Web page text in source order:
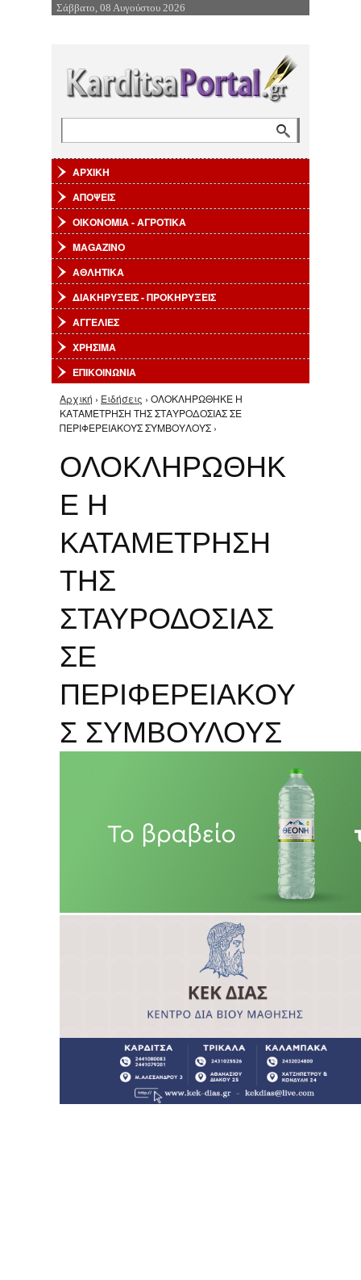
Επιστροφή στην Πλοήγηση
Σάββατο, 08 Αυγούστου 2026
ΑΡΧΙΚΗ
ΑΠΟΨΕΙΣ
ΟΙΚΟΝΟΜΙΑ - ΑΓΡΟΤΙΚΑ
MAGAZINO
ΑΘΛΗΤΙΚΑ
ΔΙΑΚΗΡΥΞΕΙΣ - ΠΡΟΚΗΡΥΞΕΙΣ
ΑΓΓΕΛΙΕΣ
ΧΡΗΣΙΜΑ
ΕΠΙΚΟΙΝΩΝΙΑ
Είστε εδώ
Αρχική › Ειδήσεις › ΟΛΟΚΛΗΡΩΘΗΚΕ Η
ΚΑΤΑΜΕΤΡΗΣΗ ΤΗΣ ΣΤΑΥΡΟΔΟΣΙΑΣ ΣΕ
ΠΕΡΙΦΕΡΕΙΑΚΟΥΣ ΣΥΜΒΟΥΛΟΥΣ ›
ΟΛΟΚΛΗΡΩΘΗΚ
Ε Η
ΚΑΤΑΜΕΤΡΗΣΗ
ΤΗΣ
ΣΤΑΥΡΟΔΟΣΙΑΣ
ΣΕ
ΠΕΡΙΦΕΡΕΙΑΚΟΥ
Σ ΣΥΜΒΟΥΛΟΥΣ